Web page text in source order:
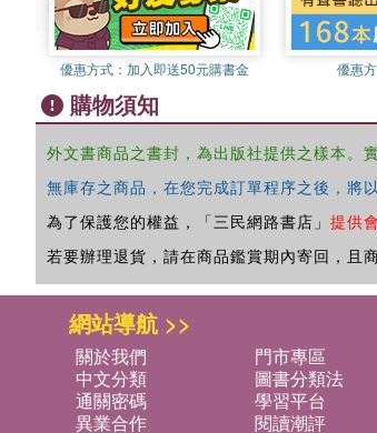
優惠方式： 加入即送50元購書金 優惠方
購物須知
外文書商品之書封，為出版社提供之樣本。
無庫存之商品，在您完成訂單程序之後，將
為了保護您的權益，「三民網路書店」 提供
若要辦理退貨，請在商品鑑賞期內寄回，且
網站導航 >>
關於我們 門市專區
中文分類
圖書分類法
通關密碼
學習平台
異業合作
閱讀潮評